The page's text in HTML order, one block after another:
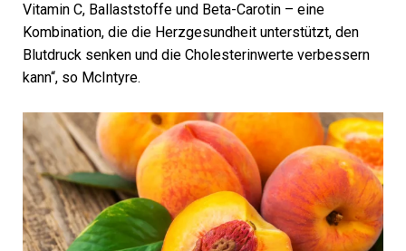
Vitamin C, Ballaststoffe und Beta-Carotin – eine
Kombination, die die Herzgesundheit unterstützt, den
Blutdruck senken und die Cholesterinwerte verbessern
kann“, so McIntyre.